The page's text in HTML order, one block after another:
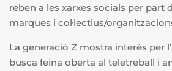
reben a les xarxes socials per part
marques i col·lectius/
La generació Z mostra interès per
busca feina oberta al teletreball i